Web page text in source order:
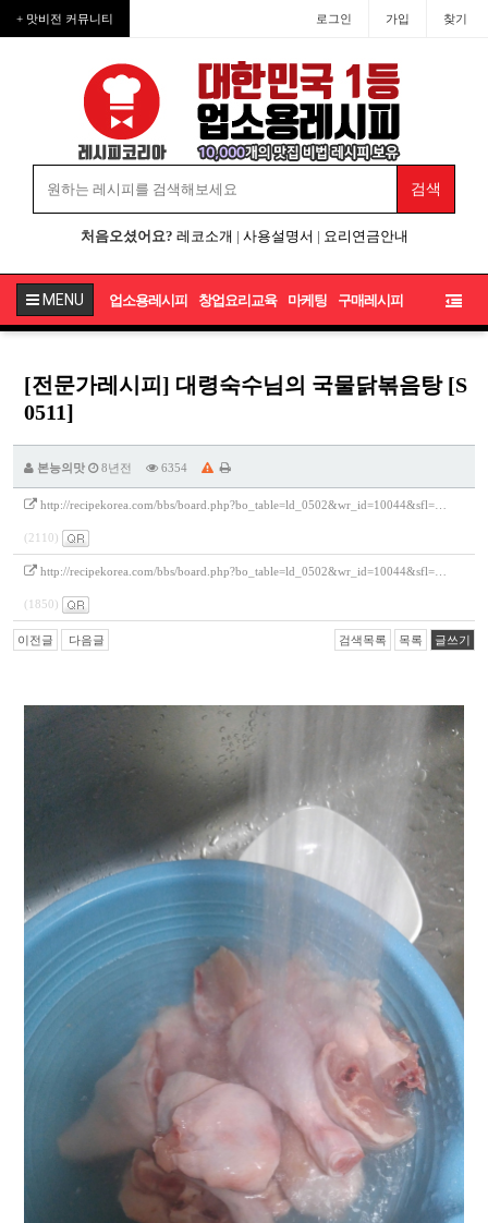
+ 맛비전 커뮤니티 로그인 가입 찾기
처음오셨어요? 레코소개 | 사용설명서 | 요리연금안내
MENU 업소용레시피 창업요리교육 마케팅 구매레시피
[전문가레시피] 대령숙수님의 국물닭볶음탕 [S
0511]
본능의맛 8년전 6354
http://recipekorea.com/bbs/board.php?bo_table=ld_0502&wr_id=10044&sfl=…
(2110)
http://recipekorea.com/bbs/board.php?bo_table=ld_0502&wr_id=10044&sfl=…
(1850)
이전글 다음글 검색목록 목록 글쓰기